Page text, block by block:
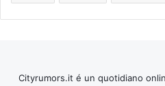
Cityrumors.it é un quotidiano